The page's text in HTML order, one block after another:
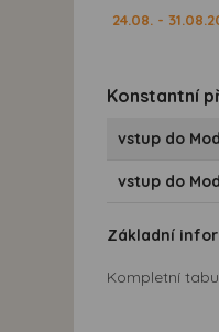
24.08. -
Konstantní
vstup do
vstup do
Základní
Kompletní